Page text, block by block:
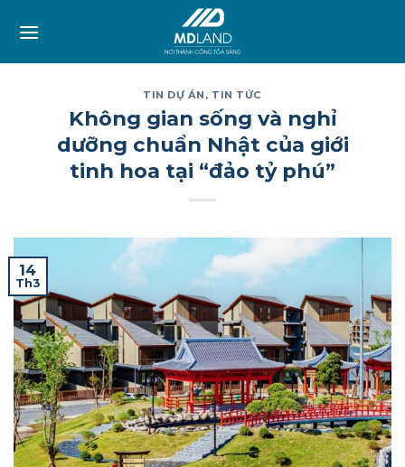
TIN DỰ ÁN , TIN TỨC
Không gian sống và nghỉ
dưỡng chuẩn Nhật của giới
tinh hoa tại “đảo tỷ phú”
14
Th3